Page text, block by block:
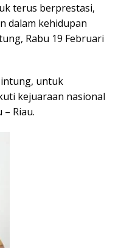
terus berprestasi,
dalam kehidupan
Rabu 19 Februari
untuk
kejuaraan nasional
– Riau.